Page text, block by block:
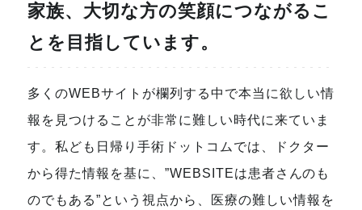
家族、大切な方の笑顔につながるこ
とを目指しています。
多くのWEBサイトが欄列する中で本当に欲しい情
報を見つけることが非常に難しい時代に来ていま
す。私ども日帰り手術ドットコムでは、ドクター
から得た情報を基に、”WEBSITEは患者さんのも
のでもある”という視点から、医療の難しい情報を